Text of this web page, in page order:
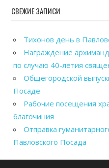
СВЕЖИЕ ЗАПИСИ
Тихонов день в
Награждение
по случаю 40-летия
Общегородской
Посаде
Рабочие посещения
благочиния
Отправка
Павловского Посада